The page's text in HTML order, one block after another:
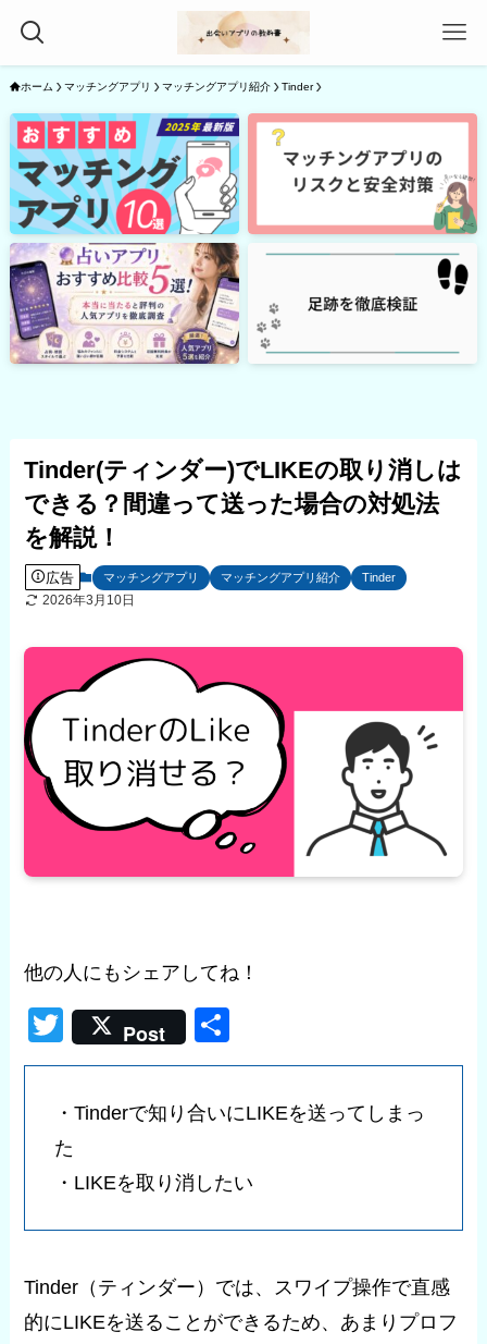
ホーム マッチングアプリ マッチングアプリ紹介 Tinder
Tinder(ティンダー)でLIKEの取り消しは
できる？間違って送った場合の対処法
を解説！
広告 マッチングアプリ マッチングアプリ紹介 Tinder
2026年3月10日
他の人にもシェアしてね！
T
wi
er
Post
有
・Tinderで知り合いにLIKEを送ってしまっ
た
・LIKEを取り消したい
Tinder（ティンダー）では、スワイプ操作で直感
的にLIKEを送ることができるため、あまりプロフ